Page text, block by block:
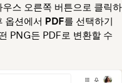
스 오른쪽 버튼으로 클릭하
옵션에서 PDF를 선택하기
PNG든 PDF로 변환할 수